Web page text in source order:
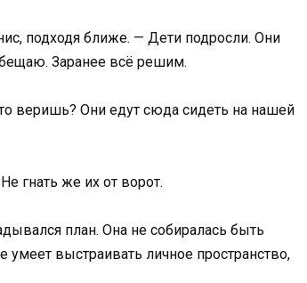
подходя ближе. — Дети подросли. Они
Заранее всё решим.
веришь? Они едут сюда сидеть на нашей
гнать же их от ворот.
план. Она не собиралась быть
выстраивать личное пространство,